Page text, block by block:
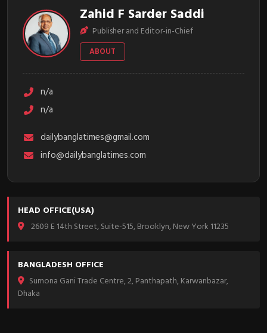
Zahid F Sarder Saddi
Publisher and Editor-in-Chief
ABOUT
n/a
n/a
dailybanglatimes@gmail.com
info@dailybanglatimes.com
HEAD OFFICE(USA)
2609 E 14th Street, Suite-515, Brooklyn, New York 11235
BANGLADESH OFFICE
Sumona Gani Trade Centre, 2, Panthapath, Karwanbazar,
Dhaka